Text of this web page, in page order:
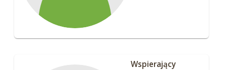
Wspierający